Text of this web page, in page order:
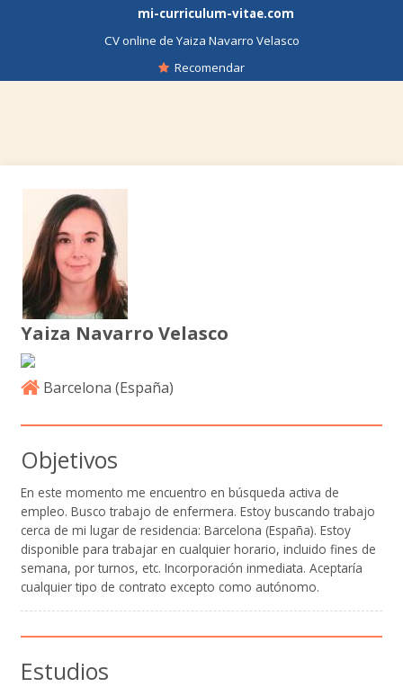
mi-curriculum-vitae.com
CV online de Yaiza Navarro Velasco
Recomendar
Yaiza Navarro Velasco
Barcelona (España)
Objetivos
En este momento me encuentro en búsqueda activa de
empleo. Busco trabajo de enfermera. Estoy buscando trabajo
cerca de mi lugar de residencia: Barcelona (España). Estoy
disponible para trabajar en cualquier horario, incluido fines de
semana, por turnos, etc. Incorporación inmediata. Aceptaría
cualquier tipo de contrato excepto como autónomo.
Estudios